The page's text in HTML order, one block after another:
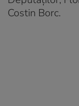
Costin Borc.